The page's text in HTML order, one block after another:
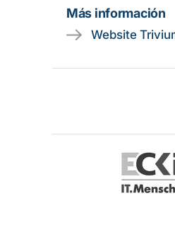
Más información
Website